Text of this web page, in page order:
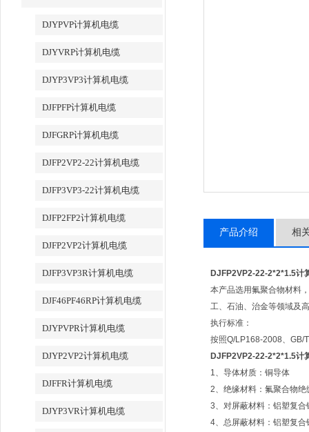
DJYPVP计算机电缆
DJYVRP计算机电缆
DJYP3VP3计算机电缆
DJFPFP计算机电缆
DJFGRP计算机电缆
DJFP2VP2-22计算机电缆
DJFP3VP3-22计算机电缆
DJFP2FP2计算机电缆
DJFP2VP2计算机电缆
DJFP3VP3R计算机电缆
DJF46PF46RP计算机电缆
DJYPVPR计算机电缆
DJYP2VP2计算机电缆
DJFFR计算机电缆
DJYP3VR计算机电缆
产品介绍 相
DJFP2VP2-22-2*2*1.5计
本产品选用氟聚合物材料
工、石油、治金等领域及
执行标准：
按照Q/LP168-2008、GB/
DJFP2VP2-22-2*2*1.5计
1、导体材质：铜导体
2、绝缘材料：氟聚合物
3、对屏蔽材料：铝塑复合
4、总屏蔽材料：铝塑复